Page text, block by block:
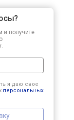
и получите
я даю свое
персональных